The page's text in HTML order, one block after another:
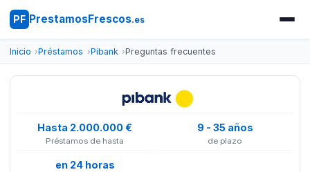
PF PrestamosFrescos.es
Inicio Préstamos Pibank Preguntas frecuentes
Hasta 2.000.000 €
Préstamos de hasta
9 - 35 años
de plazo
en 24 horas